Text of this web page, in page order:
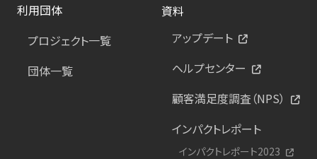
利用団体
プロジェクト一覧
団体一覧
資料
アップデート
ヘルプセンター
顧客満足度調査（NPS）
インパクトレポート
インパクトレポート2023